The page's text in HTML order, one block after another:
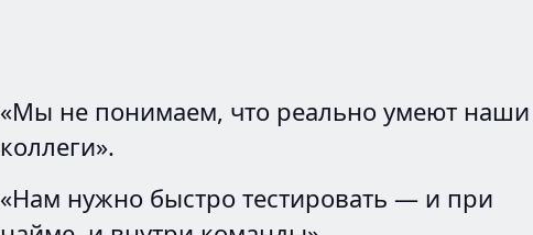
«Мы не понимаем, что реально умеют наши
коллеги».
«Нам нужно быстро тестировать — и при